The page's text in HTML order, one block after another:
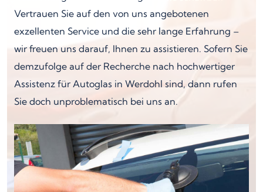
Vertrauen Sie auf den von uns angebotenen
exzellenten Service und die sehr lange Erfahrung –
wir freuen uns darauf, Ihnen zu assistieren. Sofern Sie
demzufolge auf der Recherche nach hochwertiger
Assistenz für Autoglas in Werdohl sind, dann rufen
Sie doch unproblematisch bei uns an.